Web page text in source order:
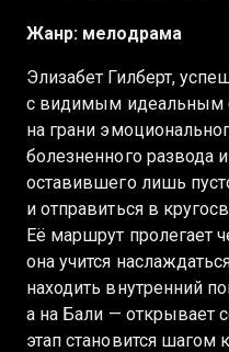
Жанр: мелодрама
Элизабет Гилберт,
с видимым идеальным
на грани
болезненного развода
оставившего лишь
и отправиться в
Её маршрут пролегает
она учится
находить внутренний
а на Бали —
этап становится шагом